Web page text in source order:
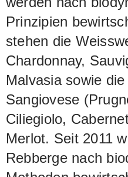
Prinzipien
stehen die
Chardonnay,
Malvasia sowie
Sangiovese
Ciliegiolo,
Merlot. Seit 2011
Rebberge nach